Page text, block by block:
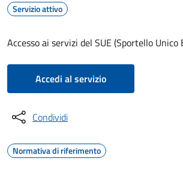
Servizio attivo
Accesso ai servizi del SUE (Sportello Unico
Accedi al servizio
Condividi
Normativa di riferimento